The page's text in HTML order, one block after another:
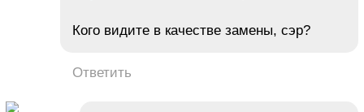
Кого видите в качестве замены, сэр?
Ответить